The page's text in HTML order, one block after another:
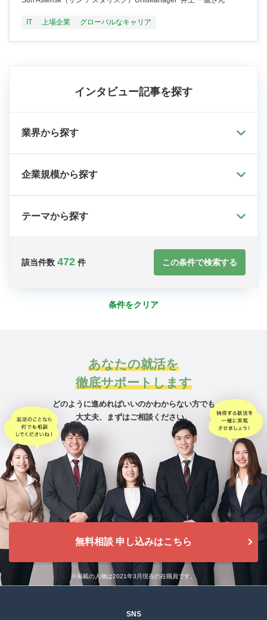
IT 上場企業 グローバルなキャリア
インタビュー記事を探す
業界から探す
企業規模から探す
テーマから探す
該当件数 472 件 この条件で検索する
条件をクリア
あなたの就活を
徹底サポートします
どのように進めればいいのかわからない方でも
大丈夫、
まずはご相談ください。
無料相談 申し込みはこちら
※掲載の人物は2021年3月現在の在職員です。
SNS